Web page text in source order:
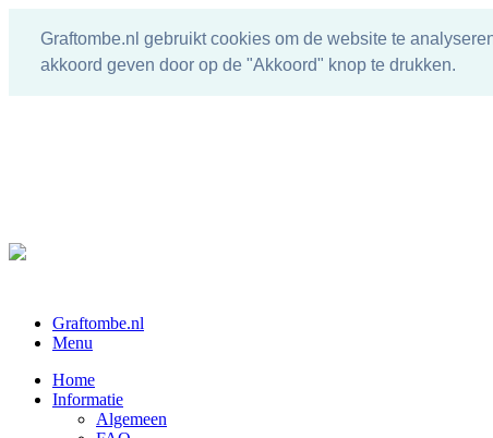
Graftombe.nl gebruikt cookies om de website te
akkoord geven door op de "Akkoord" knop te drukken.
Graftombe.nl
Menu
Home
Informatie
Algemeen